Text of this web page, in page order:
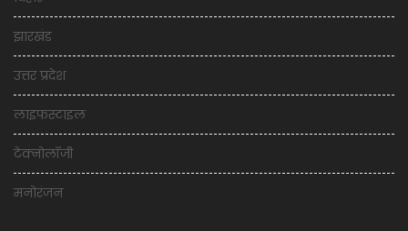
झारखंड
उत्तर प्रदेश
लाइफस्टाइल
टेक्नोलॉजी
मनोरंजन